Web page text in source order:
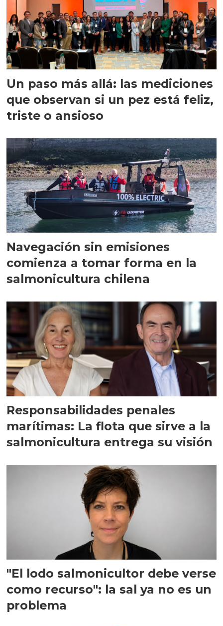
Un paso más allá: las mediciones
que observan si un pez está feliz,
triste o ansioso
Navegación sin emisiones
comienza a tomar forma en la
salmonicultura chilena
Responsabilidades penales
marítimas: La flota que sirve a la
salmonicultura entrega su visión
"El lodo salmonicultor debe verse
como recurso": la sal ya no es un
problema